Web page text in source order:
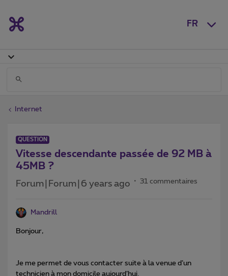
FR
Internet
QUESTION
Vitesse descendante passée de 92 MB à
45MB ?
Forum|Forum|6 years ago 31 commentaires
Mandrill
Bonjour,
Je me permet de vous contacter suite à la venue d’un
technicien à mon domicile aujourd’hui.